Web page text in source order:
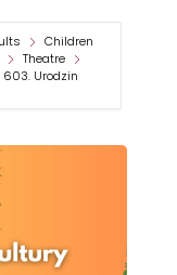
Children
Theatre
Urodzin